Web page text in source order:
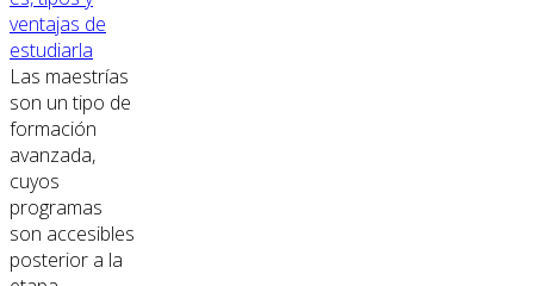
ventajas de
estudiarla
Las maestrías
son un tipo de
formación
avanzada,
cuyos
programas
son accesibles
posterior a la